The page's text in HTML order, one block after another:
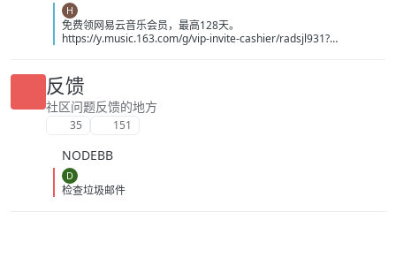
H
免费领网易云音乐会员，最高128天。
https://y.music.163.com/g/vip-invite-cashier/radsjl931?
86&dlt=0846
反馈
社区问题反馈的地方
35 151
NODEBB
D
检查垃圾邮件